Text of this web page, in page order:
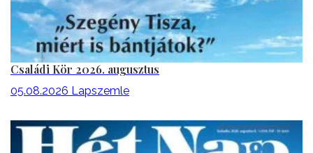
Családi Kör 2026. augusztus
05.08.2026 Lapszemle